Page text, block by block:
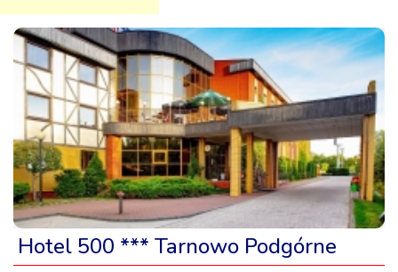
Hotel 500 *** Tarnowo Podgórne